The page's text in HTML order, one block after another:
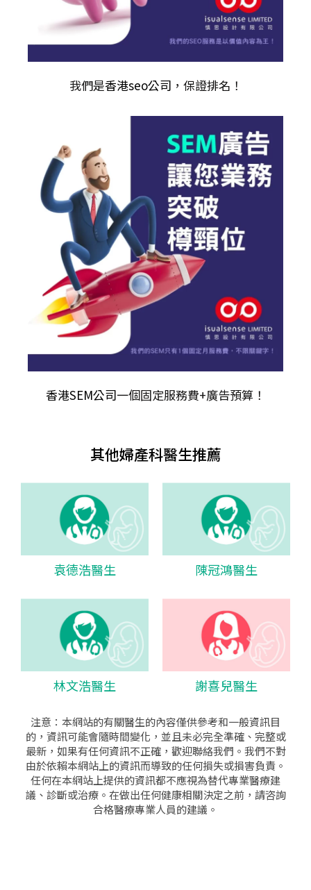
我們是香港seo公司 ，保證排名！
香港SEM公司一個固定服務費+廣告預算！
其他婦產科醫生推薦
袁德浩醫生 陳冠鴻醫生
林文浩醫生 謝喜兒醫生
注意：本網站的有關醫生的內容僅供參考和一般資訊目
的，資訊可能會隨時間變化，並且未必完全準確、完整或
最新，如果有任何資訊不正確，歡迎聯絡我們。我們不對
由於依賴本網站上的資訊而導致的任何損失或損害負責。
任何在本網站上提供的資訊都不應視為替代專業醫療建
議、診斷或治療。在做出任何健康相關決定之前，請咨詢
合格醫療專業人員的建議。